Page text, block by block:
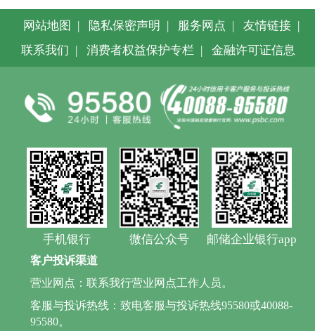
网站地图 | 隐私保密声明 | 服务网点 | 友情链接 |
联系我们 | 消费者权益保护专栏 | 金融许可证信息
手机银行 微信公众号 邮储企业银行app
客户投诉渠道
营业网点：联系我行营业网点工作人员。
客服与投诉热线：致电客服与投诉热线95580或40088-
95580。